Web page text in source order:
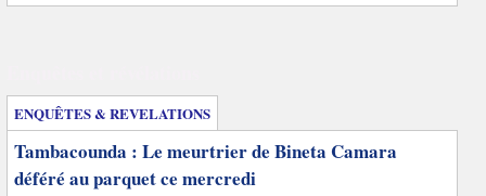
ENQUÊTES & REVELATIONS
Tambacounda : Le meurtrier de Bineta Camara
déféré au parquet ce mercredi